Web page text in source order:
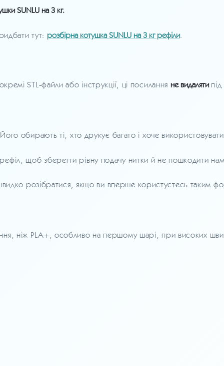
SUNLU на 3 кг.
тут: розбірна котушка SUNLU на 3 кг рефіли.
STL-файли або інструкції, ці посилання не видалятипід
обирають ті, хто друкує багато і хоче
щоб зберегти рівну подачу нитки й не пошкодити
розібратися, якщо ви вперше користуєтесь таким
ніж PLA+, особливо на першому шарі, при високих